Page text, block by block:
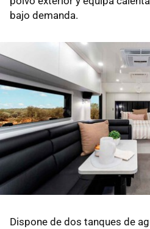
bajo demanda.
Dispone de dos tanques de